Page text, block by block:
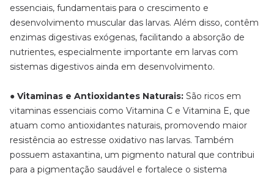
essenciais, fundamentais para o crescimento e
desenvolvimento muscular das larvas. Além disso, contêm
enzimas digestivas exógenas, facilitando a absorção de
nutrientes, especialmente importante em larvas com
sistemas digestivos ainda em desenvolvimento.
● Vitaminas e Antioxidantes Naturais: São ricos em
vitaminas essenciais como Vitamina C e Vitamina E, que
atuam como antioxidantes naturais, promovendo maior
resistência ao estresse oxidativo nas larvas. Também
possuem astaxantina, um pigmento natural que contribui
para a pigmentação saudável e fortalece o sistema